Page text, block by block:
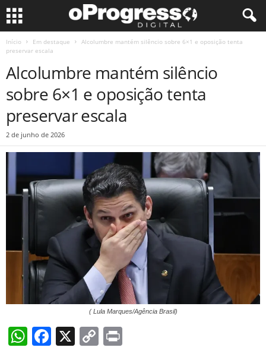
Início Em destaque
Alcolumbre mantém silêncio sobre 6×1 e oposição tenta
preservar escala
Alcolumbre mantém silêncio
sobre 6×1 e oposição tenta
preservar escala
2 de junho de 2026
( Lula Marques/Agência Brasil)
W
F
X
C